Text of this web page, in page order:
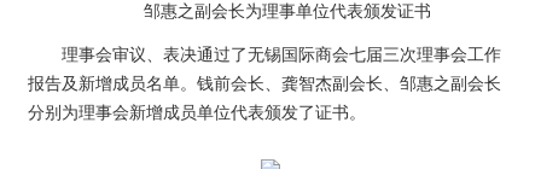
邹惠之副会长为理事单位代表颁发证书
理事会审议、表决通过了无锡国际商会七届三次理事会工作
报告及新增成员名单。钱前会长、龚智杰副会长、邹惠之副会长
分别为理事会新增成员单位代表颁发了证书。